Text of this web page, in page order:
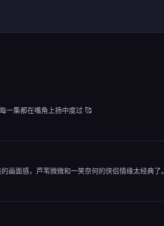
一集都在嘴角上扬中度过 🥰
画面感，芦苇微微和一笑奈何的侠侣情缘太经典了。